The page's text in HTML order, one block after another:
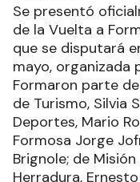
Se presentó
de la Vuelta a
que se disputará
mayo, organizada
Formaron parte
de Turismo, Silvia
Deportes, Mario
Formosa Jorge
Brignole; de
Herradura,